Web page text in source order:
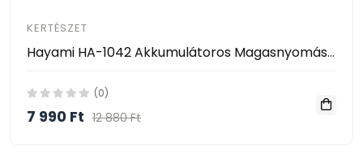
KERTÉSZET
Hayami HA-1042 Akkumulátoros Magasnyomású Mosó – 2 Akkumulátorral, Habosító Tartállyal és Kofferrel
(0)
7 990 Ft 12 880 Ft